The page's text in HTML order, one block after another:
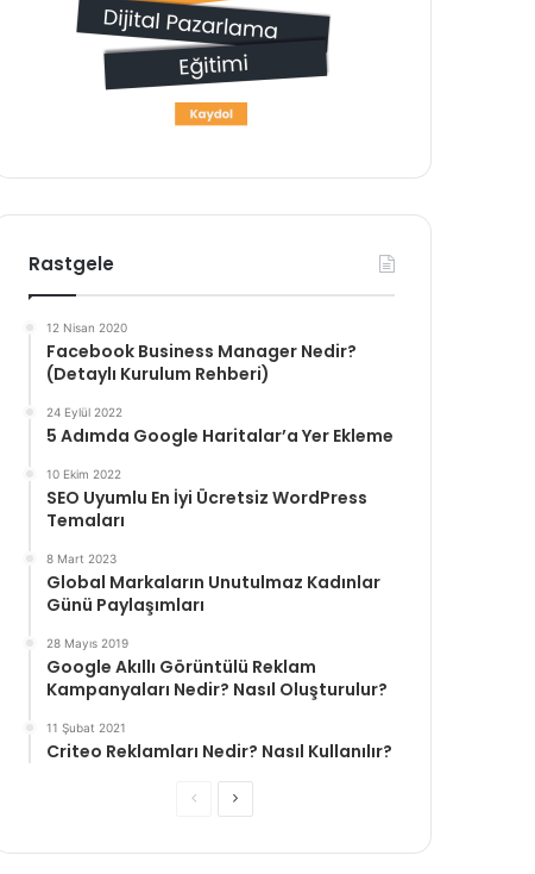
Rastgele
12 Nisan 2020
Facebook Business Manager Nedir?
(Detaylı Kurulum Rehberi)
24 Eylül 2022
5 Adımda Google Haritalar’a Yer Ekleme
10 Ekim 2022
SEO Uyumlu En İyi Ücretsiz WordPress
Temaları
8 Mart 2023
Global Markaların Unutulmaz Kadınlar
Günü Paylaşımları
28 Mayıs 2019
Google Akıllı Görüntülü Reklam
Kampanyaları Nedir? Nasıl Oluşturulur?
11 Şubat 2021
Criteo Reklamları Nedir? Nasıl Kullanılır?
ÖncekiSonraki